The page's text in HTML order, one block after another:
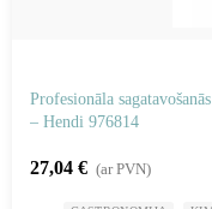
Profesionāla
– Hendi 976814
27,04 € (ar PVN)